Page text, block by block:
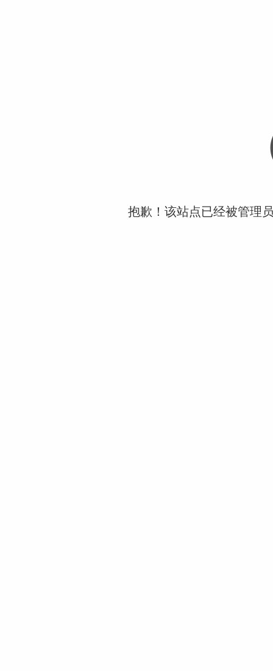
抱歉！该站点已经被管理